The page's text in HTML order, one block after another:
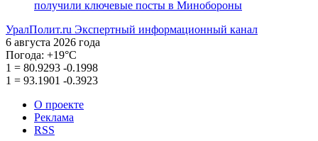
получили ключевые посты в Минобороны
УралПолит.ru Экспертный информационный канал
6 августа 2026 года
Погода: +19°С
1 = 80.9293 -0.1998
1 = 93.1901 -0.3923
О проекте
Реклама
RSS